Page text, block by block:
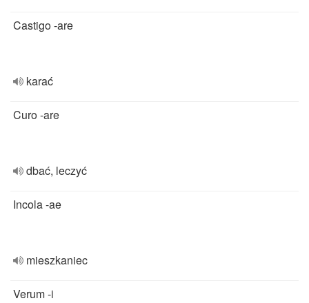
Castigo -are
karać
Curo -are
dbać, leczyć
Incola -ae
mieszkaniec
Verum -i